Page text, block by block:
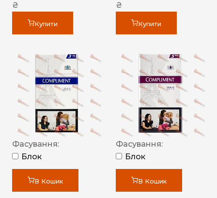
₴
Купити
₴
Купити
Фасування:
Блок
В Кошик
Фасування:
Блок
В Кошик